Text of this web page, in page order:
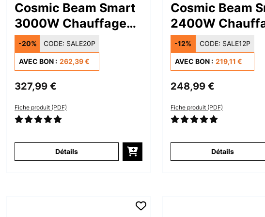
Cosmic Beam Smart
3000W Chauffage
Mural Infrarouge Noir
-20% CODE: SALE20P
AVEC BON : 262,39 €
327,99 €
Fiche produit (PDF)
Détails
Cosmic Beam
2400W
Mural
-12% CODE: SALE12P
AVEC BON : 219,11 €
248,99 €
Fiche produit (PDF)
Détails